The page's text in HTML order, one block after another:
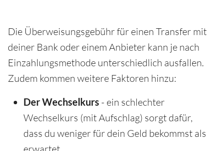
Die Überweisungsgebühr für einen Transfer mit
deiner Bank oder einem Anbieter kann je nach
Einzahlungsmethode unterschiedlich ausfallen.
Zudem kommen weitere Faktoren hinzu:
Der Wechselkurs - ein schlechter
Wechselkurs (mit Aufschlag) sorgt dafür,
dass du weniger für dein Geld bekommst als